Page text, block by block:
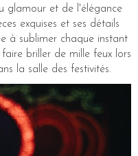
glamour et de l'élégance
exquises et ses détails
à sublimer chaque instant
briller de mille feux lors
la salle des festivités.